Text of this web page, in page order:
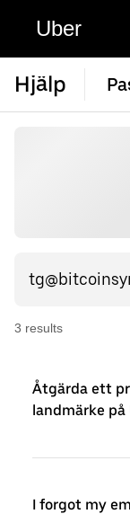
Uber
Hjälp
3 results
Åtgärda ett
landmärke
I forgot my